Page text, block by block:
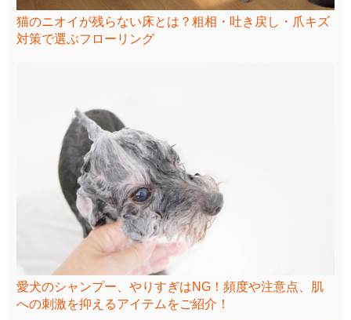
猫のニオイが残らない床とは？粗相・吐き戻し・爪キズ
対策で選ぶフローリング
愛犬のシャンプー、やりすぎはNG！頻度や注意点、肌
への刺激を抑えるアイテムをご紹介！